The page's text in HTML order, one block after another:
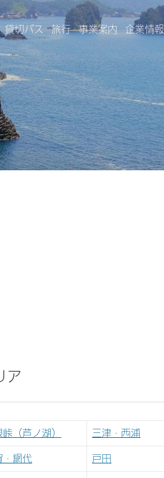
貸切バス 旅行 事業案内 企業情報
ア
峠（芦ノ湖） 三津・西浦
・網代 戸田